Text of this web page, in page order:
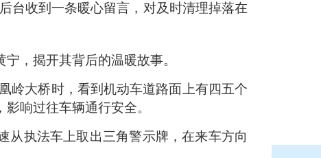
台收到一条暖心留言，对及时清理掉落在
，揭开其背后的温暖故事。
岭大桥时，看到机动车道路面上有四五个
响过往车辆通行安全。
从执法车上取出三角警示牌，在来车方向